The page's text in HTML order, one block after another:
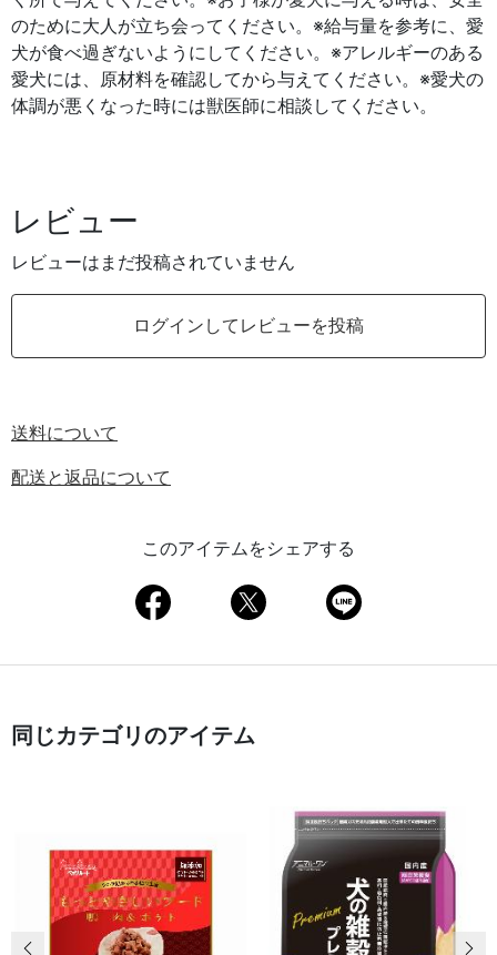
のために大人が立ち会ってください。※給与量を参考に、愛
犬が食べ過ぎないようにしてください。※アレルギーのある
愛犬には、原材料を確認してから与えてください。※愛犬の
体調が悪くなった時には獣医師に相談してください。
レビュー
レビューはまだ投稿されていません
ログインしてレビューを投稿
送料について
配送と返品について
このアイテムをシェアする
同じカテゴリのアイテム
前の画像 次